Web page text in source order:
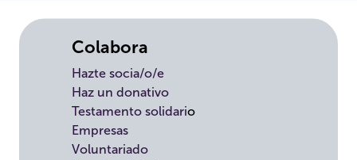
Colabora
Hazte socia/o/e
Haz un donativo
Testamento solidario
Empresas
Voluntariado